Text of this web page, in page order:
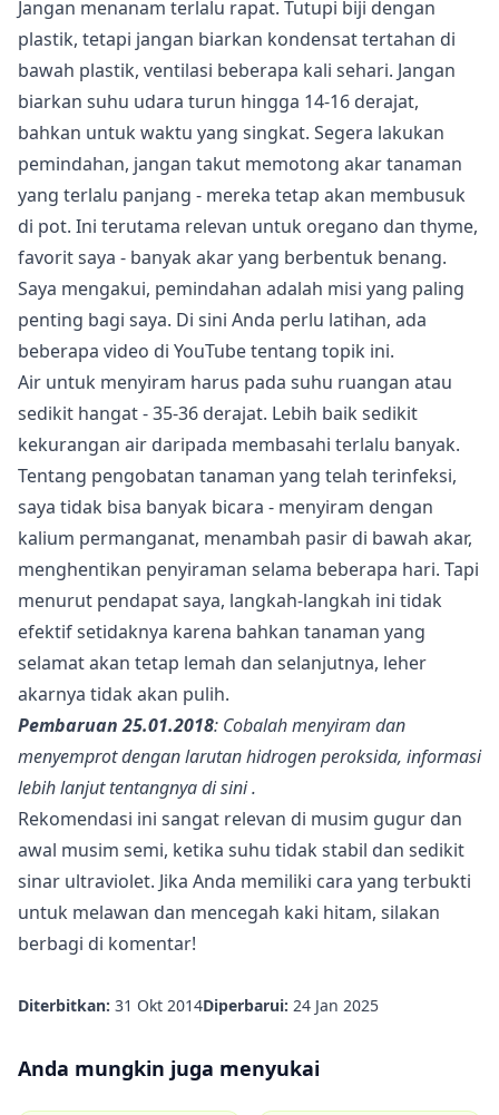
Jangan menanam terlalu rapat. Tutupi biji dengan
plastik, tetapi jangan biarkan kondensat tertahan di
bawah plastik, ventilasi beberapa kali sehari. Jangan
biarkan suhu udara turun hingga 14-16 derajat,
bahkan untuk waktu yang singkat. Segera lakukan
pemindahan, jangan takut memotong akar tanaman
yang terlalu panjang - mereka tetap akan membusuk
di pot. Ini terutama relevan untuk oregano dan thyme,
favorit saya - banyak akar yang berbentuk benang.
Saya mengakui, pemindahan adalah misi yang paling
penting bagi saya. Di sini Anda perlu latihan, ada
beberapa video di YouTube tentang topik ini.
Air untuk menyiram harus pada suhu ruangan atau
sedikit hangat - 35-36 derajat. Lebih baik sedikit
kekurangan air daripada membasahi terlalu banyak.
Tentang pengobatan tanaman yang telah terinfeksi,
saya tidak bisa banyak bicara - menyiram dengan
kalium permanganat, menambah pasir di bawah akar,
menghentikan penyiraman selama beberapa hari. Tapi
menurut pendapat saya, langkah-langkah ini tidak
efektif setidaknya karena bahkan tanaman yang
selamat akan tetap lemah dan selanjutnya, leher
akarnya tidak akan pulih.
Pembaruan 25.01.2018: Cobalah menyiram dan
menyemprot dengan larutan hidrogen peroksida, informasi
lebih lanjut tentangnyadi sini.
Rekomendasi ini sangat relevan di musim gugur dan
awal musim semi, ketika suhu tidak stabil dan sedikit
sinar ultraviolet. Jika Anda memiliki cara yang terbukti
untuk melawan dan mencegah kaki hitam, silakan
berbagi di komentar!
Diterbitkan: 31 Okt 2014Diperbarui: 24 Jan 2025
Anda mungkin juga menyukai